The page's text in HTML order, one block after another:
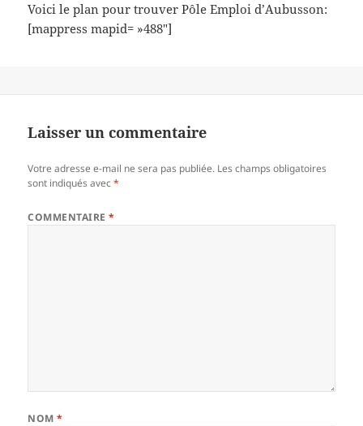
Voici le plan pour trouver Pôle Emploi d’Aubusson:
[mappress mapid= »488″]
Laisser un commentaire
Votre adresse e-mail ne sera pas publiée. Les champs obligatoires
sont indiqués avec*
COMMENTAIRE*
NOM*